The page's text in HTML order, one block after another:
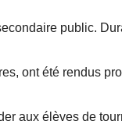
public.
ont été rendus
aux élèves de